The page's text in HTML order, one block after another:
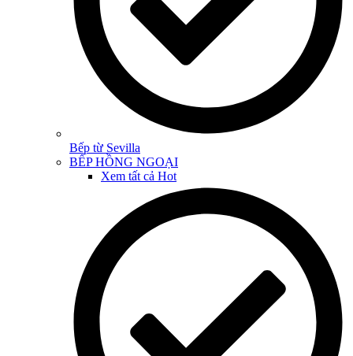
Bếp từ Sevilla
BẾP HỒNG NGOẠI
Xem tất cả Hot